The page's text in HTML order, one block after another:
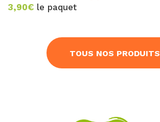
3,90€ le paquet
TOUS NOS PRODUITS